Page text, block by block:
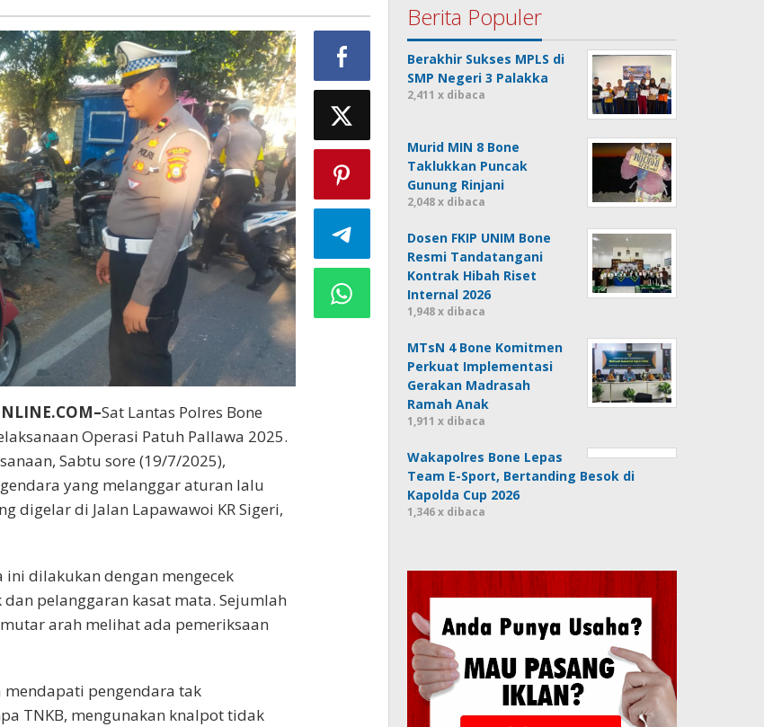
Sat Lantas Polres Bone
Operasi Patuh Pallawa 2025.
Sabtu sore (19/7/2025),
yang melanggar aturan lalu
digelar di Jalan Lapawawoi KR Sigeri,
ini dilakukan dengan mengecek
dan pelanggaran kasat mata. Sejumlah
arah melihat ada pemeriksaan
mendapati pengendara tak
TNKB, mengunakan knalpot tidak
Berita Populer
Berakhir Sukses MPLS di
SMP Negeri 3 Palakka
2,411 x dibaca
Murid MIN 8 Bone
Taklukkan Puncak
Gunung Rinjani
2,048 x dibaca
Dosen FKIP UNIM Bone
Resmi Tandatangani
Kontrak Hibah Riset
Internal 2026
1,948 x dibaca
MTsN 4 Bone Komitmen
Perkuat Implementasi
Gerakan Madrasah
Ramah Anak
1,911 x dibaca
Wakapolres Bone Lepas
Team E-Sport, Bertanding Besok di
Kapolda Cup 2026
1,346 x dibaca